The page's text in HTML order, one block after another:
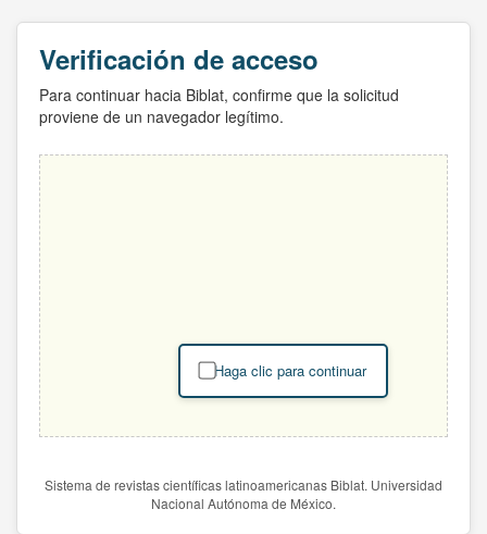
Verificación de acceso
Para continuar hacia Biblat, confirme que la solicitud
proviene de un navegador legítimo.
Haga clic para continuar
Sistema de revistas científicas latinoamericanas Biblat. Universidad
Nacional Autónoma de México.